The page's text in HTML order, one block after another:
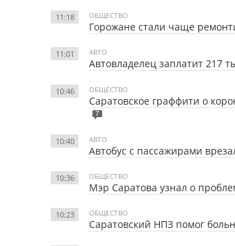
11:18 ОБЩЕСТВО
Горожане стали чаще
11:01 АВТО
Автовладелец заплатит 217
10:46 ОБЩЕСТВО
Саратовское граффити о
7
10:40 АВТО
Автобус с пассажирами
10:36 ОБЩЕСТВО
Мэр Саратова узнал о
10:23 ОБЩЕСТВО
Саратовский НПЗ помог